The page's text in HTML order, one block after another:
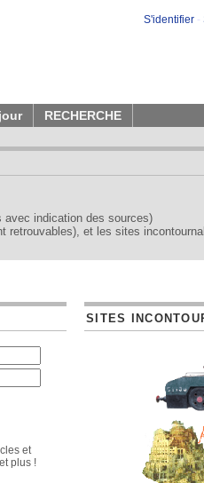
S'identifier -
RECHERCHE
indication des sources)
et les sites
et
plus !
SITES